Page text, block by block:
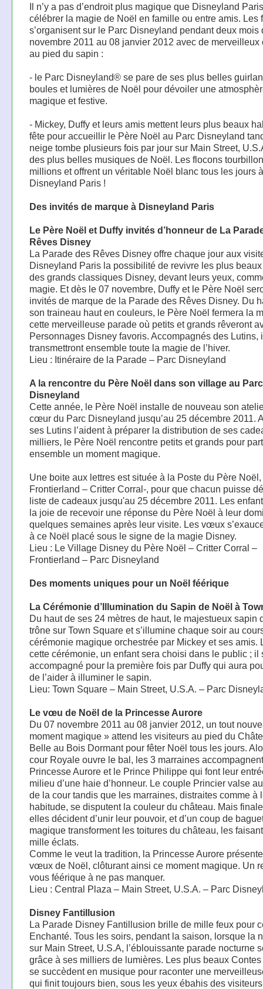
Il n’y a pas d’endroit plus magique que Disneyland
célébrer la magie de Noël en famille ou entre amis. Les
s’organisent sur le Parc Disneyland pendant deux mois
novembre 2011 au 08 janvier 2012 avec de merveilleux
au pied du sapin :
- le Parc Disneyland® se pare de ses plus belles
boules et lumières de Noël pour dévoiler une
magique et festive.
- Mickey, Duffy et leurs amis mettent leurs plus beaux
fête pour accueillir le Père Noël au Parc Disneyland
neige tombe plusieurs fois par jour sur Main Street,
des plus belles musiques de Noël. Les flocons
millions et offrent un véritable Noël blanc tous les jours à
Disneyland Paris !
Des invités de marque à Disneyland Paris
Le Père Noël et Duffy invités d’honneur de La
Rêves Disney
La Parade des Rêves Disney offre chaque jour aux
Disneyland Paris la possibilité de revivre les plus
des grands classiques Disney, devant leurs yeux,
magie. Et dès le 07 novembre, Duffy et le Père Noël
invités de marque de la Parade des Rêves Disney. Du
son traineau haut en couleurs, le Père Noël fermera la
cette merveilleuse parade où petits et grands rêveront
Personnages Disney favoris. Accompagnés des Lutins,
transmettront ensemble toute la magie de l’hiver.
Lieu : Itinéraire de la Parade – Parc Disneyland
A la rencontre du Père Noël dans son village au Parc
Disneyland
Cette année, le Père Noël installe de nouveau son
cœur du Parc Disneyland jusqu’au 25 décembre 2011.
ses Lutins l’aident à préparer la distribution de ses
milliers, le Père Noël rencontre petits et grands pour
ensemble un moment magique.
Une boite aux lettres est située à la Poste du Père
Frontierland – Critter Corral-, pour que chacun puisse
liste de cadeaux jusqu'au 25 décembre 2011. Les
la joie de recevoir une réponse du Père Noël à leur
quelques semaines après leur visite. Les vœux
à ce Noël placé sous le signe de la magie Disney.
Lieu : Le Village Disney du Père Noël – Critter Corral –
Frontierland – Parc Disneyland
Des moments uniques pour un Noël féérique
La Cérémonie d’Illumination du Sapin de Noël à
Du haut de ses 24 mètres de haut, le majestueux sapin
trône sur Town Square et s’illumine chaque soir au
cérémonie magique orchestrée par Mickey et ses amis.
cette cérémonie, un enfant sera choisi dans le public ; il
accompagné pour la première fois par Duffy qui aura
de l’aider à illuminer le sapin.
Lieu: Town Square – Main Street, U.S.A. – Parc
Le vœu de Noël de la Princesse Aurore
Du 07 novembre 2011 au 08 janvier 2012, un tout
moment magique » attend les visiteurs au pied du
Belle au Bois Dormant pour fêter Noël tous les jours.
cour Royale ouvre le bal, les 3 marraines
Princesse Aurore et le Prince Philippe qui font leur
milieu d’une haie d’honneur. Le couple Princier valse
de la cour tandis que les marraines, distraites comme à
habitude, se disputent la couleur du château. Mais
elles décident d’unir leur pouvoir, et d’un coup de
magique transforment les toitures du château, les
mille éclats.
Comme le veut la tradition, la Princesse Aurore
vœux de Noël, clôturant ainsi ce moment magique. Un
vous féérique à ne pas manquer.
Lieu : Central Plaza – Main Street, U.S.A. – Parc
Disney Fantillusion
La Parade Disney Fantillusion brille de mille feux pour
Enchanté. Tous les soirs, pendant la saison, lorsque la
sur Main Street, U.S.A, l’éblouissante parade nocturne
grâce à ses milliers de lumières. Les plus beaux
se succèdent en musique pour raconter une
qui finit toujours bien, sous les yeux ébahis des